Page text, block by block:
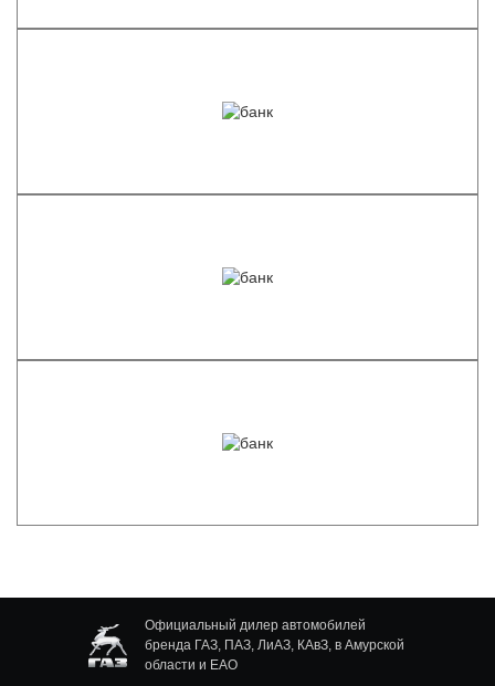
Официальный дилер автомобилей
бренда ГАЗ, ПАЗ, ЛиАЗ, КАвЗ, в Амурской
области и ЕАО